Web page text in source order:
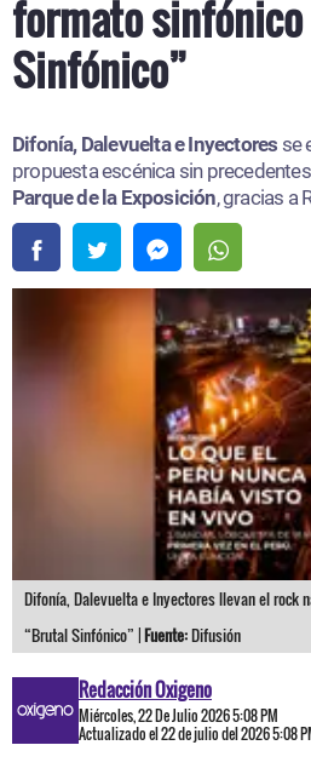
formato
Sinfónico”
Difonía, Dalevuelta e Inyectores se
propuesta escénica sin
Parque de la Exposición, gracias a
Difonía, Dalevuelta e Inyectores llevan el rock
“Brutal Sinfónico” |Fuente:Difusión
Redacción Oxigeno
Miércoles, 22 De Julio 2026 5:08 PM
Actualizado el 22 de julio del 2026 5:08